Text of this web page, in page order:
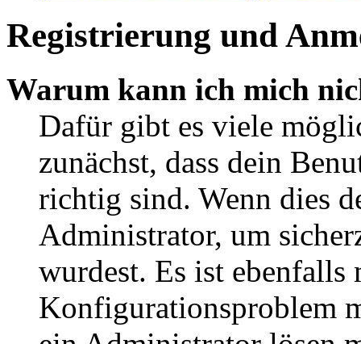
Registrierung und
Warum kann ich mich
Dafür gibt es viele
zunächst, dass dein
richtig sind. Wenn dies
Administrator, um
wurdest. Es ist ebenfalls
Konfigurationsproblem